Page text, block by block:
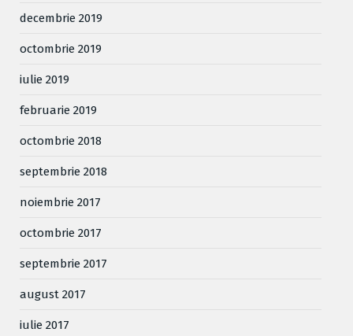
decembrie 2019
octombrie 2019
iulie 2019
februarie 2019
octombrie 2018
septembrie 2018
noiembrie 2017
octombrie 2017
septembrie 2017
august 2017
iulie 2017